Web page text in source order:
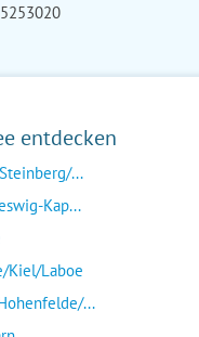
entdecken
...
Kap...
Kiel/Laboe
...